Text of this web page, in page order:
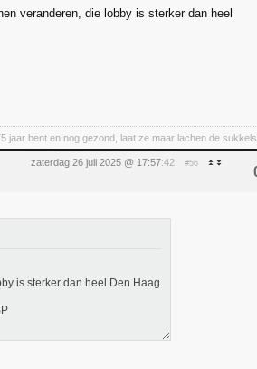
veranderen, die lobby is sterker dan heel
jaar bent en nog gezond, laat ze maar lachen de sukkels
zaterdag 26 juli 2025 @ 17:57:42 #56
is sterker dan heel Den Haag